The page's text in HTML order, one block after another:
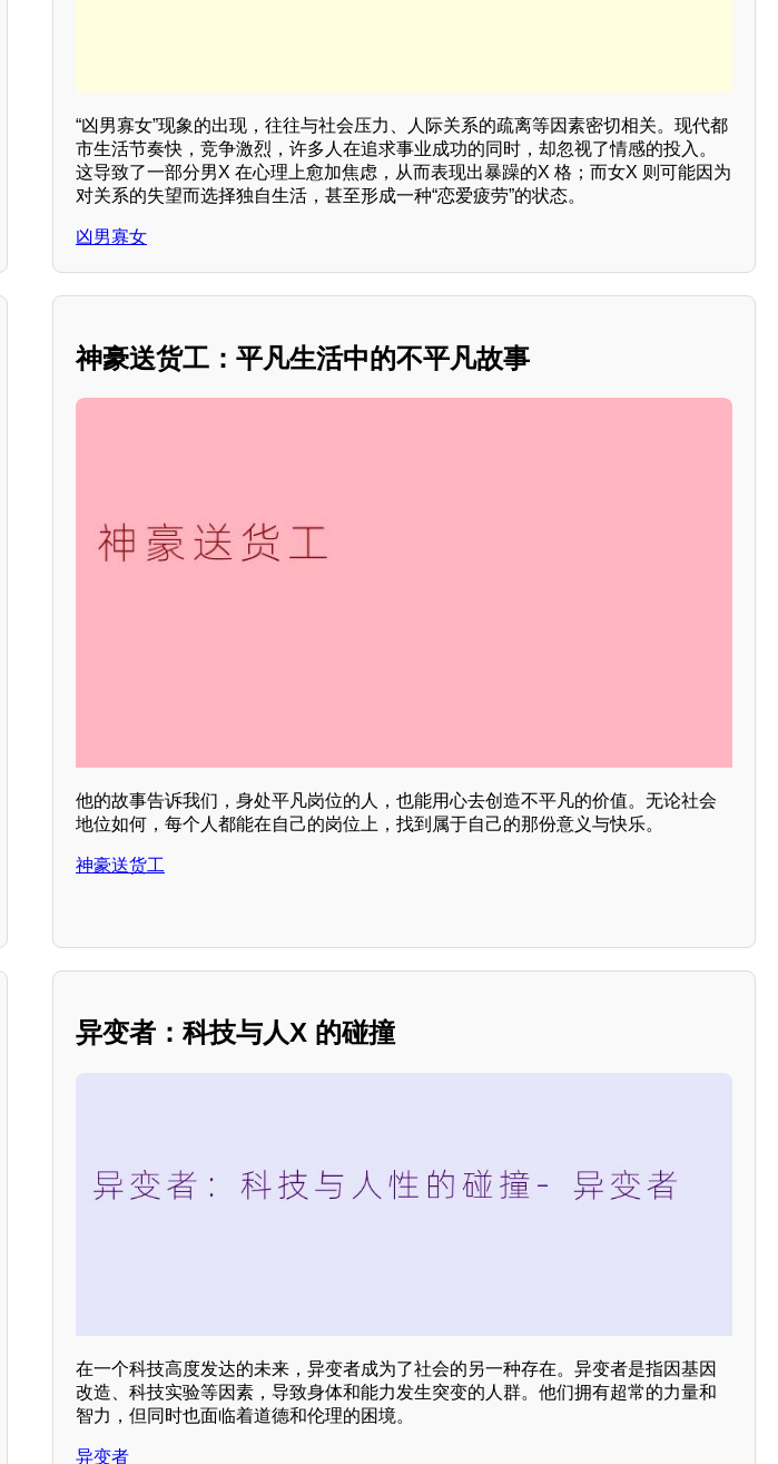
“凶男寡女”现象的出现，往往与社会压力、人际关系的疏离等因素密切相关。现代都
市生活节奏快，竞争激烈，许多人在追求事业成功的同时，却忽视了情感的投入。
这导致了一部分男X 在心理上愈加焦虑，从而表现出暴躁的X 格；而女X 则可能因为
对关系的失望而选择独自生活，甚至形成一种“恋爱疲劳”的状态。
凶男寡女
神豪送货工：平凡生活中的不平凡故事
他的故事告诉我们，身处平凡岗位的人，也能用心去创造不平凡的价值。无论社会
地位如何，每个人都能在自己的岗位上，找到属于自己的那份意义与快乐。
神豪送货工
异变者：科技与人X 的碰撞
在一个科技高度发达的未来，异变者成为了社会的另一种存在。异变者是指因基因
改造、科技实验等因素，导致身体和能力发生突变的人群。他们拥有超常的力量和
智力，但同时也面临着道德和伦理的困境。
异变者